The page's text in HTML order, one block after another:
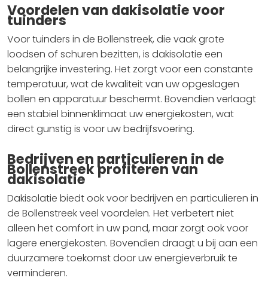
Voordelen van dakisolatie voor
tuinders
Voor tuinders in de Bollenstreek, die vaak grote
loodsen of schuren bezitten, is dakisolatie een
belangrijke investering. Het zorgt voor een constante
temperatuur, wat de kwaliteit van uw opgeslagen
bollen en apparatuur beschermt. Bovendien verlaagt
een stabiel binnenklimaat uw energiekosten, wat
direct gunstig is voor uw bedrijfsvoering.
Bedrijven en particulieren in de
Bollenstreek profiteren van
dakisolatie
Dakisolatie biedt ook voor bedrijven en particulieren in
de Bollenstreek veel voordelen. Het verbetert niet
alleen het comfort in uw pand, maar zorgt ook voor
lagere energiekosten. Bovendien draagt u bij aan een
duurzamere toekomst door uw energieverbruik te
verminderen.